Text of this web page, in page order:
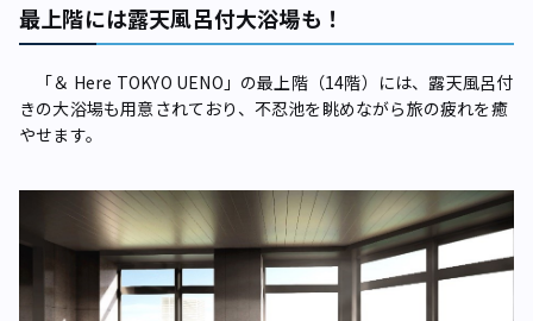
最上階には露天風呂付大浴場も！
「＆ Here TOKYO UENO」の最上階（14階）には、露天風呂付
きの大浴場も用意されており、不忍池を眺めながら旅の疲れを癒
やせます。